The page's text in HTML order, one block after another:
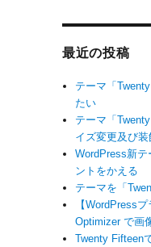
最近の投稿
テーマ「
たい
テーマ「
イズ変更及び
WordPress新テ
ントをかえる
テーマを「
【WordPress
Optimizer で画
Twenty Fifteen